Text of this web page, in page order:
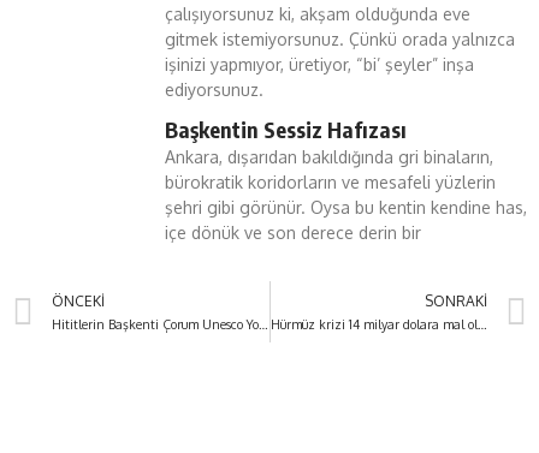
çalışıyorsunuz ki, akşam olduğunda eve
gitmek istemiyorsunuz. Çünkü orada yalnızca
işinizi yapmıyor, üretiyor, “bi’ şeyler” inşa
ediyorsunuz.
Başkentin Sessiz Hafızası
Ankara, dışarıdan bakıldığında gri binaların,
bürokratik koridorların ve mesafeli yüzlerin
şehri gibi görünür. Oysa bu kentin kendine has,
içe dönük ve son derece derin bir
ÖNCEKI SONRAKI